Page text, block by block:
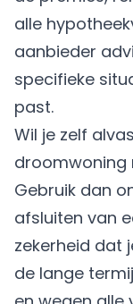
alle
aanbieder
specifieke
past.
Wil je zelf
droomwoning
Gebruik dan
afsluiten van
zekerheid dat
de lange